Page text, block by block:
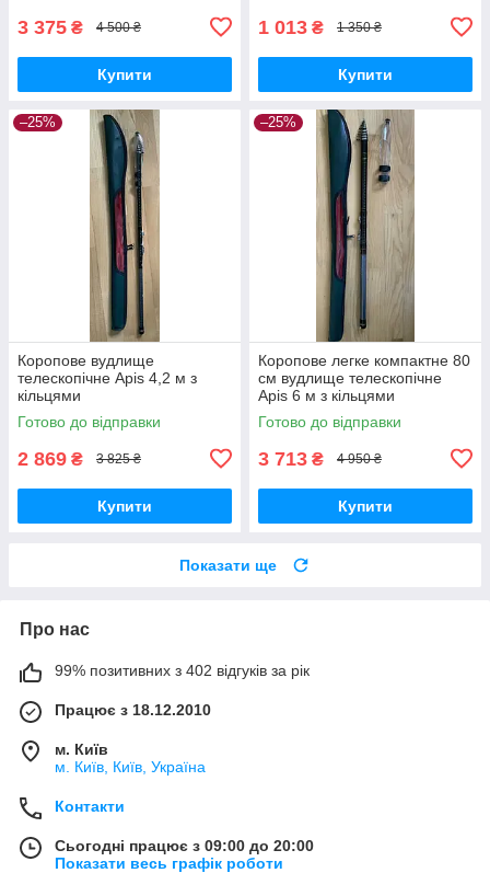
3 375 ₴ 4 500 ₴
Купити
1 013 ₴ 1 350 ₴
Купити
–25%
Коропове вудлище
телескопічне Apis 4,2 м з
кільцями
Готово до відправки
2 869 ₴ 3 825 ₴
Купити
–25%
Коропове легке компактне 80
см вудлище телескопічне
Apis 6 м з кільцями
Готово до відправки
3 713 ₴ 4 950 ₴
Купити
Показати ще
Про нас
99% позитивних з 402 відгуків за рік
Працює з 18.12.2010
м. Київ
м. Київ, Київ, Україна
Контакти
Сьогодні працює з 09:00 до 20:00
Показати весь графік роботи